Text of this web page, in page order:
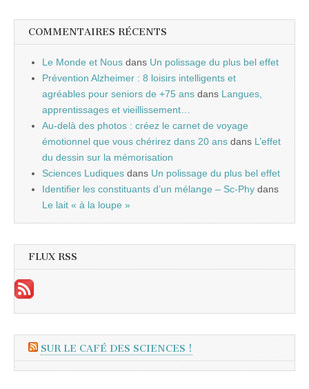
COMMENTAIRES RÉCENTS
Le Monde et Nous dans Un polissage du plus bel effet
Prévention Alzheimer : 8 loisirs intelligents et
agréables pour seniors de +75 ans dans Langues,
apprentissages et vieillissement…
Au-delà des photos : créez le carnet de voyage
émotionnel que vous chérirez dans 20 ans dans L’effet
du dessin sur la mémorisation
Sciences Ludiques dans Un polissage du plus bel effet
Identifier les constituants d’un mélange – Sc-Phy dans
Le lait « à la loupe »
FLUX RSS
SUR LE CAFÉ DES SCIENCES !